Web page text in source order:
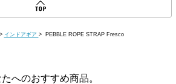
> インドアギア > PEBBLE ROPE STRAP Fresco
へのおすすめ商品。